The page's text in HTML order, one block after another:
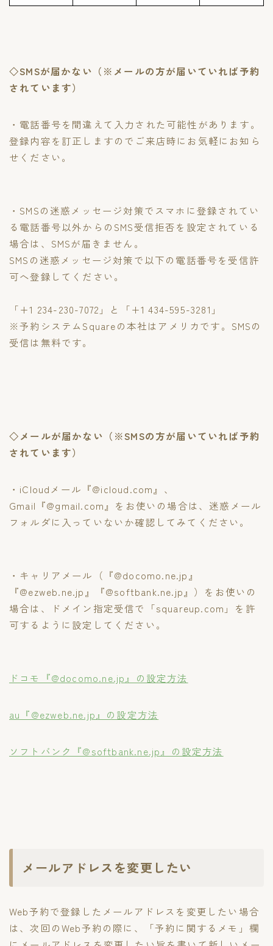
◇SMSが届かない（※メールの方が届いていれば予約
されています）
・電話番号を間違えて入力された可能性があります。
登録内容を訂正しますのでご来店時にお気軽にお知ら
せください。
・SMSの迷惑メッセージ対策でスマホに登録されてい
る電話番号以外からのSMS受信拒否を設定されている
場合は、SMSが届きません。
SMSの迷惑メッセージ対策で以下の電話番号を受信許
可へ登録してください。
「+1 234-230-7072」と「+1 434-595-3281」
※予約システムSquareの本社はアメリカです。SMSの
受信は無料です。
◇メールが届かない（※SMSの方が届いていれば予約
されています）
・iCloudメール『@icloud.com』、
Gmail『@gmail.com』をお使いの場合は、迷惑メール
フォルダに入っていないか確認してみてください。
・キャリアメール（『@docomo.ne.jp』
『@ezweb.ne.jp』『@softbank.ne.jp』）をお使いの
場合は、ドメイン指定受信で「squareup.com」を許
可するように設定してください。
ドコモ『@docomo.ne.jp』の設定方法
au『@ezweb.ne.jp』の設定方法
ソフトバンク『@softbank.ne.jp』の設定方法
メールアドレスを変更したい
Web予約で登録したメールアドレスを変更したい場合
は、次回のWeb予約の際に、「予約に関するメモ」欄